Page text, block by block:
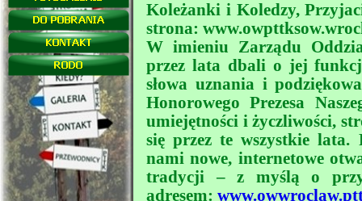
Koleżanki i Koledzy,
strona:
W imieniu Zarządu
przez lata dbali o jej
słowa uznania i
Honorowego Prezesa
umiejętności i życzliwości,
się przez te wszystkie lata.
nami nowe, internetowe
tradycji – z myślą o
adresem: